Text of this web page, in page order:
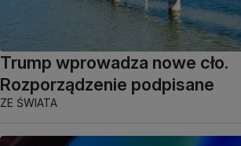
Trump wprowadza nowe cło.
Rozporządzenie podpisane
ZE ŚWIATA